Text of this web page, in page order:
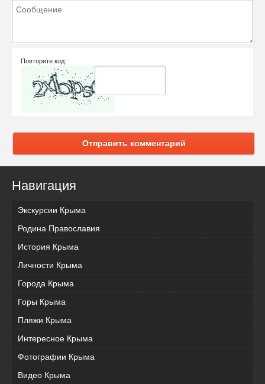
Повторите код:
Отправить комментарий
Навигация
Экскурсии Крыма
Родина Православия
История Крыма
Личности Крыма
Города Крыма
Горы Крыма
Пляжи Крыма
Интересное Крыма
Фотографии Крыма
Видео Крыма